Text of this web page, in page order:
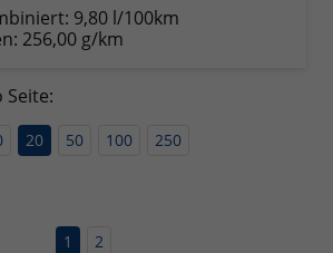
9,80 l/100km
256,00 g/km
Seite:
20 50 100 250
1 2